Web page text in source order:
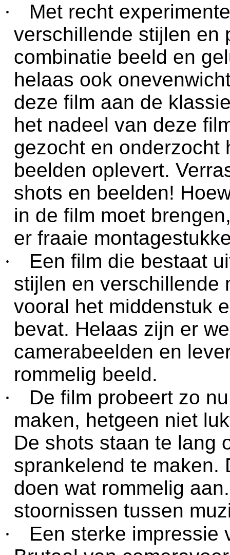
·
Met recht
verschillende stijlen en
combinatie beeld en
helaas ook
deze film aan de
het nadeel van deze
gezocht en onderzocht
beelden oplevert.
shots en beelden!
in de film moet
er fraaie
·
Een film die bestaat
stijlen en verschillende
vooral het middenstuk
bevat. Helaas zijn er
camerabeelden en
rommelig beeld.
·
De film probeert zo
maken, hetgeen niet
De shots staan te lang
sprankelend te maken.
doen wat rommelig
stoornissen tussen
·
Een sterke impressie